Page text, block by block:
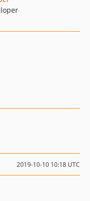
2019-10-10 10:18 UTC